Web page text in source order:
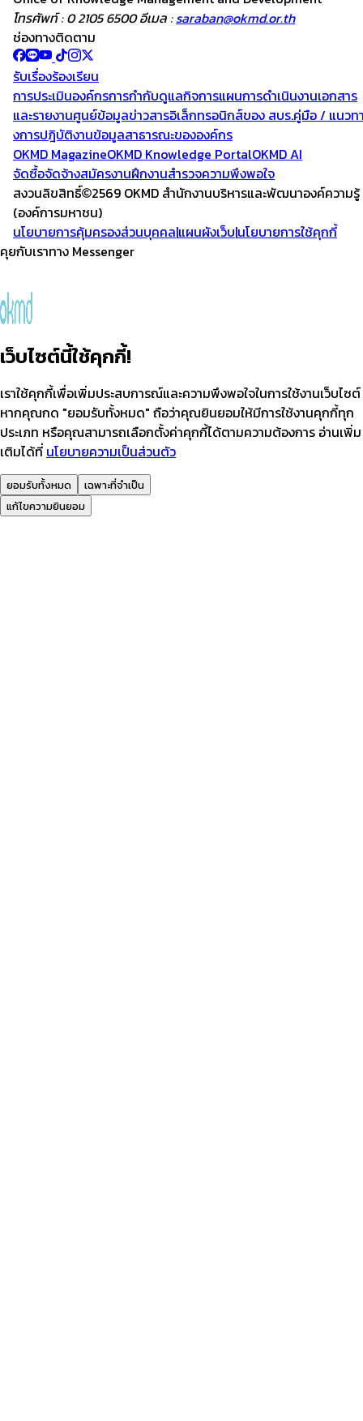
โทรศัพท์ : 0 2105 6500 อีเมล : saraban@okmd.or.th
ช่องทางติดตาม
รับเรื่องร้องเรียน
การประเมินองค์กรการกำกับดูแลกิจการแผนการดำเนินงานเอกสาร
และรายงานศูนย์ข้อมูลข่าวสารอิเล็กทรอนิกส์ของ สบร.คู่มือ / แนวท
งการปฎิบัติงานข้อมูลสาธารณะขององค์กร
OKMD MagazineOKMD Knowledge PortalOKMD AI
จัดซื้อจัดจ้างสมัครงานฝึกงานสำรวจความพึงพอใจ
สงวนลิขสิทธิ์ 2569 OKMD สำนักงานบริหารและพัฒนาองค์ความรู้
(องค์การมหาชน)
นโยบายการคุ้มครองส่วนบุคคล|แผนผังเว็บ|นโยบายการใช้คุกกี้
คุยกับเราทาง Messenger
เว็บไซต์นี้ใช้คุกกี้!
เราใช้คุกกี้เพื่อเพิ่มประสบการณ์และความพึงพอใจในการใช้งานเว็บไซต์
หากคุณกด "ยอมรับทั้งหมด" ถือว่าคุณยินยอมให้มีการใช้งานคุกกี้ทุก
ประเภท หรือคุณสามารถเลือกตั้งค่าคุกกี้ได้ตามความต้องการ อ่านเพิ่ม
เติมได้ที่ นโยบายความเป็นส่วนตัว
ยอมรับทั้งหมด
เฉพาะที่จำเป็น
แก้ไขความยินยอม